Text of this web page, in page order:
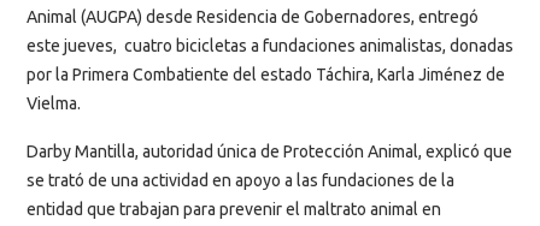
Animal (AUGPA) desde Residencia de Gobernadores, entregó
este jueves, cuatro bicicletas a fundaciones animalistas, donadas
por la Primera Combatiente del estado Táchira, Karla Jiménez de
Vielma.
Darby Mantilla, autoridad única de Protección Animal, explicó que
se trató de una actividad en apoyo a las fundaciones de la
entidad que trabajan para prevenir el maltrato animal en